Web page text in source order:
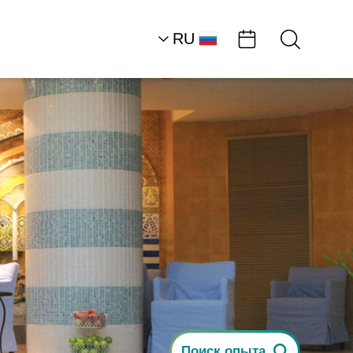
RU
Южная часть района
Мертвого моря
Гостиницы
«Леонардо плаза»